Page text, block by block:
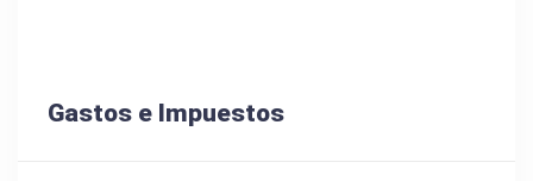
Gastos e Impuestos